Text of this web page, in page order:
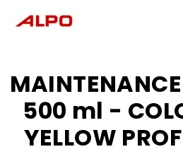
500 ml -
YELLOW